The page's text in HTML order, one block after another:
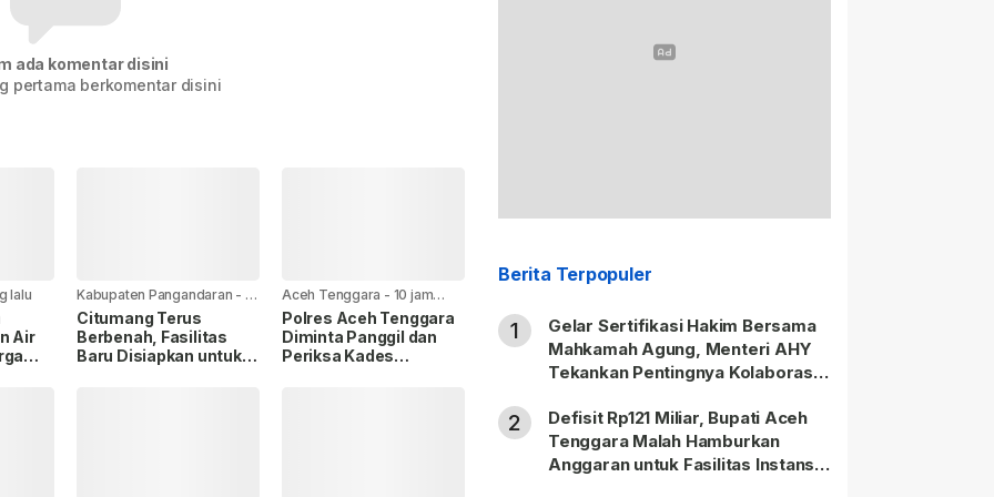
ada komentar disini
pertama berkomentar disini
lalu
Air
Kabupaten Pangandaran - 9
jam yang lalu
Citumang Terus
Berbenah, Fasilitas
Baru Disiapkan untuk
Aceh Tenggara - 10 jam
yang lalu
Polres Aceh Tenggara
Diminta Panggil dan
Periksa Kades
Berita Terpopuler
1
Gelar Sertifikasi Hakim Bersama
Mahkamah Agung, Menteri AHY
Tekankan Pentingnya Kolaborasi
Masyarakat
2
Defisit Rp121 Miliar, Bupati Aceh
Tenggara Malah Hamburkan
Anggaran untuk Fasilitas Instansi